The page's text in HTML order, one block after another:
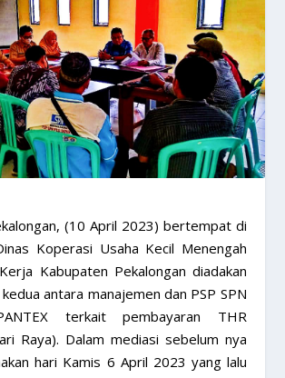
(10 April 2023) bertempat di
Koperasi Usaha Kecil Menengah
Kabupaten Pekalongan diadakan
antara manajemen dan PSP SPN
terkait pembayaran THR
Raya). Dalam mediasi sebelum nya
hari Kamis 6 April 2023 yang lalu